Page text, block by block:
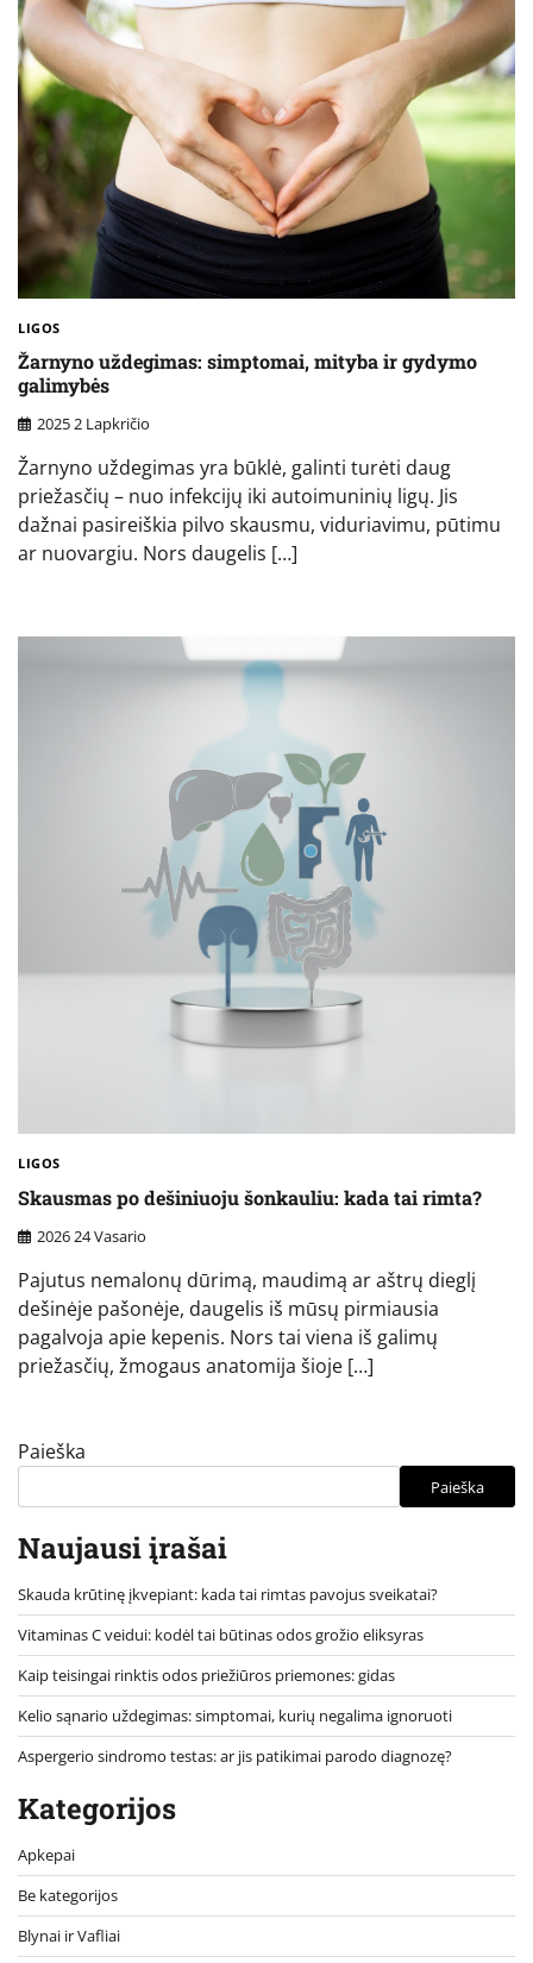
LIGOS
Žarnyno uždegimas: simptomai, mityba ir gydymo
galimybės
2025 2 Lapkričio
Žarnyno uždegimas yra būklė, galinti turėti daug
priežasčių – nuo infekcijų iki autoimuninių ligų. Jis
dažnai pasireiškia pilvo skausmu, viduriavimu, pūtimu
ar nuovargiu. Nors daugelis […]
LIGOS
Skausmas po dešiniuoju šonkauliu: kada tai rimta?
2026 24 Vasario
Pajutus nemalonų dūrimą, maudimą ar aštrų dieglį
dešinėje pašonėje, daugelis iš mūsų pirmiausia
pagalvoja apie kepenis. Nors tai viena iš galimų
priežasčių, žmogaus anatomija šioje […]
Paieška
Paieška
Naujausi įrašai
Skauda krūtinę įkvepiant: kada tai rimtas pavojus sveikatai?
Vitaminas C veidui: kodėl tai būtinas odos grožio eliksyras
Kaip teisingai rinktis odos priežiūros priemones: gidas
Kelio sąnario uždegimas: simptomai, kurių negalima ignoruoti
Aspergerio sindromo testas: ar jis patikimai parodo diagnozę?
Kategorijos
Apkepai
Be kategorijos
Blynai ir Vafliai